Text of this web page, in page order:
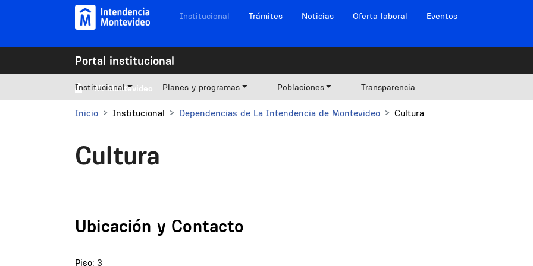
Pasar al contenido principal Navegación sitios
Institucional Trámites Noticias Oferta laboral Eventos
Portal institucional
Mi Montevideo
Institucional Planes y programas Poblaciones Transparencia
Inicio Institucional Dependencias de La Intendencia de Montevideo Cultura
Cultura
Ubicación y Contacto
Piso: 3